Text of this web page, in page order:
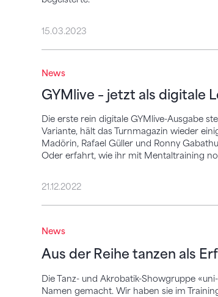
15.03.2023
News
GYMlive – jetzt als digitale
Die erste rein digitale GYMlive-Ausgabe
Variante, hält das Turnmagazin wieder
Madörin, Rafael Güller und Ronny
Oder erfahrt, wie ihr mit Mentaltraining
GYMlive – jetzt als digitale
21.12.2022
News
Aus der Reihe tanzen als
Die Tanz- und Akrobatik-Showgruppe
Namen gemacht. Wir haben sie im
Aus der Reihe tanzen als